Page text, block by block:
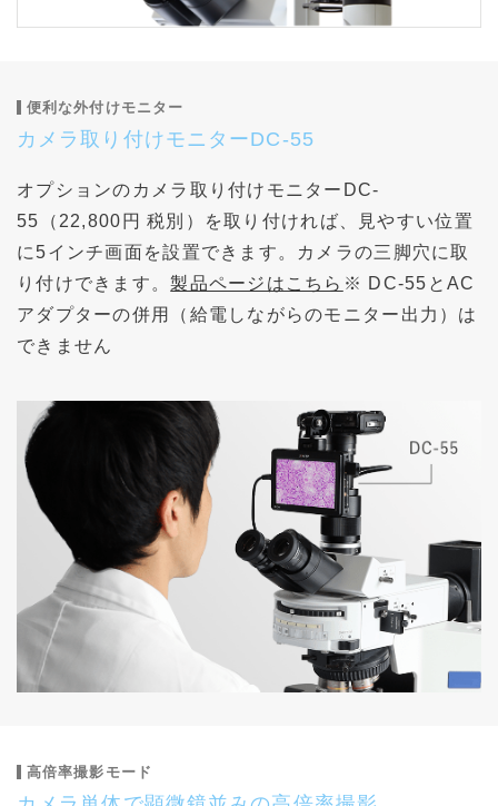
便利な外付けモニター
カメラ取り付けモニターDC-55
オプションのカメラ取り付けモニターDC-
55（22,800円 税別）を取り付ければ、見やすい位置
に5インチ画面を設置できます。カメラの三脚穴に取
り付けできます。製品ページはこちら ※ DC-55とAC
アダプターの併用（給電しながらのモニター出力）は
できません
高倍率撮影モード